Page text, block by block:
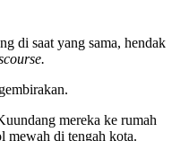
di saat yang sama, hendak
mereka ke rumah
mewah di tengah kota.